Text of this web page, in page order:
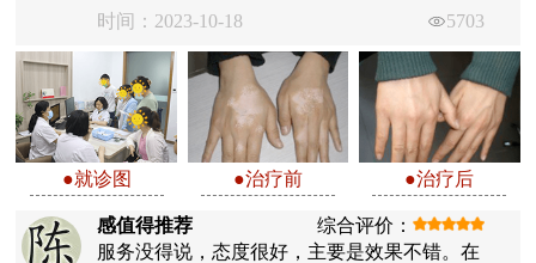
时间：2023-10-18 5703
●就诊图 ●治疗前 ●治疗后
感值得推荐
综合评价：
服务没得说，态度很好，主要是效果不错。在